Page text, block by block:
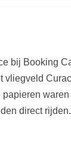
bij Booking
vliegveld
papieren
direct